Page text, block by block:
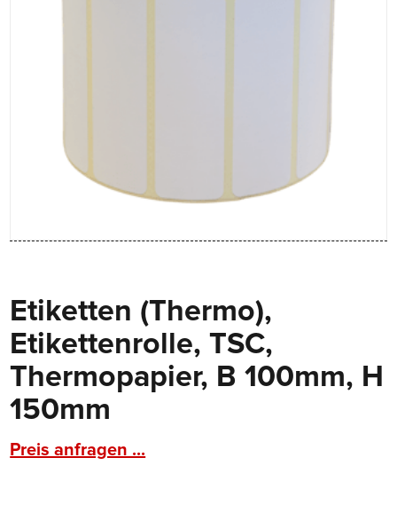
Etiketten (Thermo),
Etikettenrolle, TSC,
Thermopapier, B 100mm, H
150mm
Preis anfragen ...